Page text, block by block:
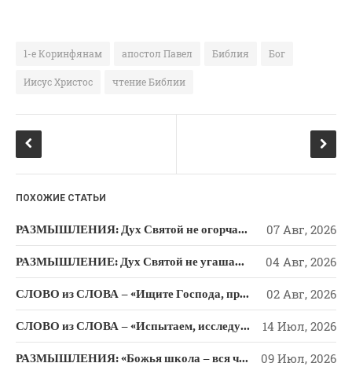
e
b
o
o
kl
a
ki
te
r
1-е Коринфянам апостол Павел Библия Бог
Иисус Христос чтение Библии
ПОХОЖИЕ СТАТЬИ
РАЗМЫШЛЕНИЯ: Дух Святой не огорчайте и не оскорбляйте! 07 Авг, 2026
РАЗМЫШЛЕНИЕ: Дух Святой не угашайте! 04 Авг, 2026
СЛОВО из СЛОВА – «Ищите Господа, призывайте Его» (Исаии 55) 02 Авг, 2026
СЛОВО из СЛОВА – «Испытаем, исследуем пути свои и обратимся к Господу» 14 Июл, 2026
РАЗМЫШЛЕНИЯ: «Божья школа – вся человеческая жизнь» 09 Июл, 2026